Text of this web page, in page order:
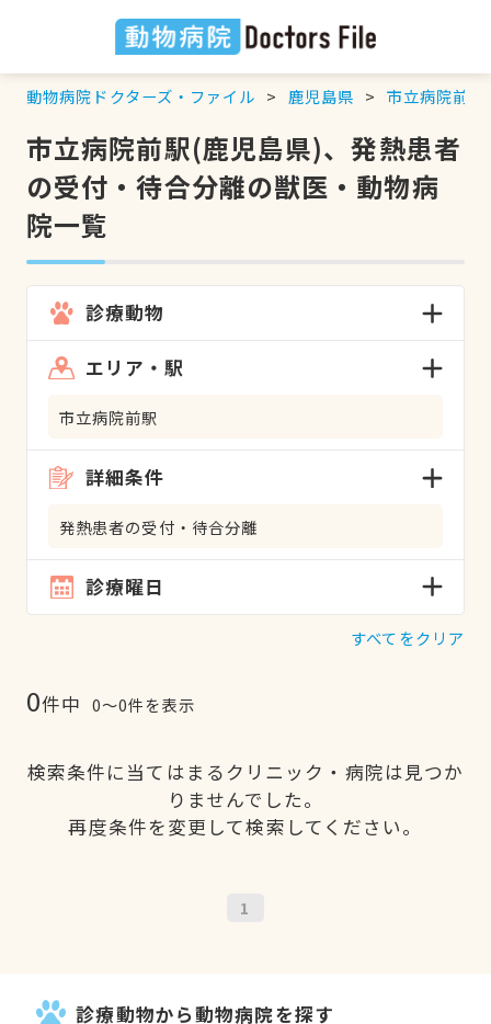
動物病院ドクターズ・ファイル 鹿児島県 市立病院前駅
市立病院前駅(鹿児島県)、発熱患者
の受付・待合分離の獣医・動物病
院一覧
診療動物
エリア・駅
市立病院前駅
詳細条件
発熱患者の受付・待合分離
診療曜日
すべてをクリア
0件中 0〜0件を表示
検索条件に当てはまるクリニック・病院は見つか
りませんでした。
再度条件を変更して検索してください。
1
診療動物から動物病院を探す